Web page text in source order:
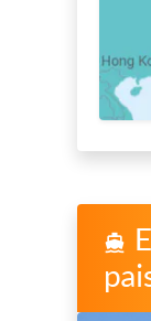
directions_boat